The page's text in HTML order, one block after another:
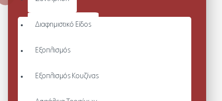
Διαφημιστικό Είδος
Εξοπλισμός
Εξοπλισμός Κουζίνας